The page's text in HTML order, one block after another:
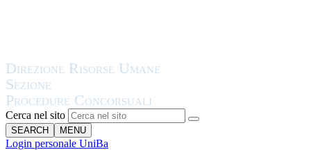
Cerca nel sito
SEARCH MENU
Login personale UniBa